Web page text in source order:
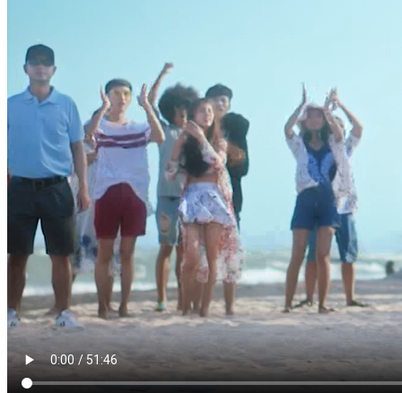
ĐỐI THOẠI
Một số điểm đáng chú ý về Luật đất đai sửa đổi
Nguồn: SCTV8 - VITV
19:45 ngày 09/10/2022